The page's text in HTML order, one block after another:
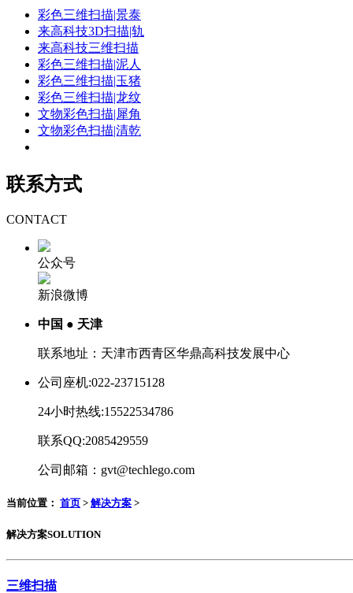
彩色三维扫描|景泰
来高科技3D扫描|轨
来高科技三维扫描
彩色三维扫描|泥人
彩色三维扫描|玉猪
彩色三维扫描|龙纹
文物彩色扫描|犀角
文物彩色扫描|清乾
联系方式
CONTACT
公众号
新浪微博
中国 ● 天津
联系地址：天津市西青区华鼎高科技发展中心
公司座机:022-23715128
24小时热线:15522534786
联系QQ:2085429559
公司邮箱：gvt@techlego.com
当前位置： 首页 > 解决方案 >
解决方案SOLUTION
三维扫描